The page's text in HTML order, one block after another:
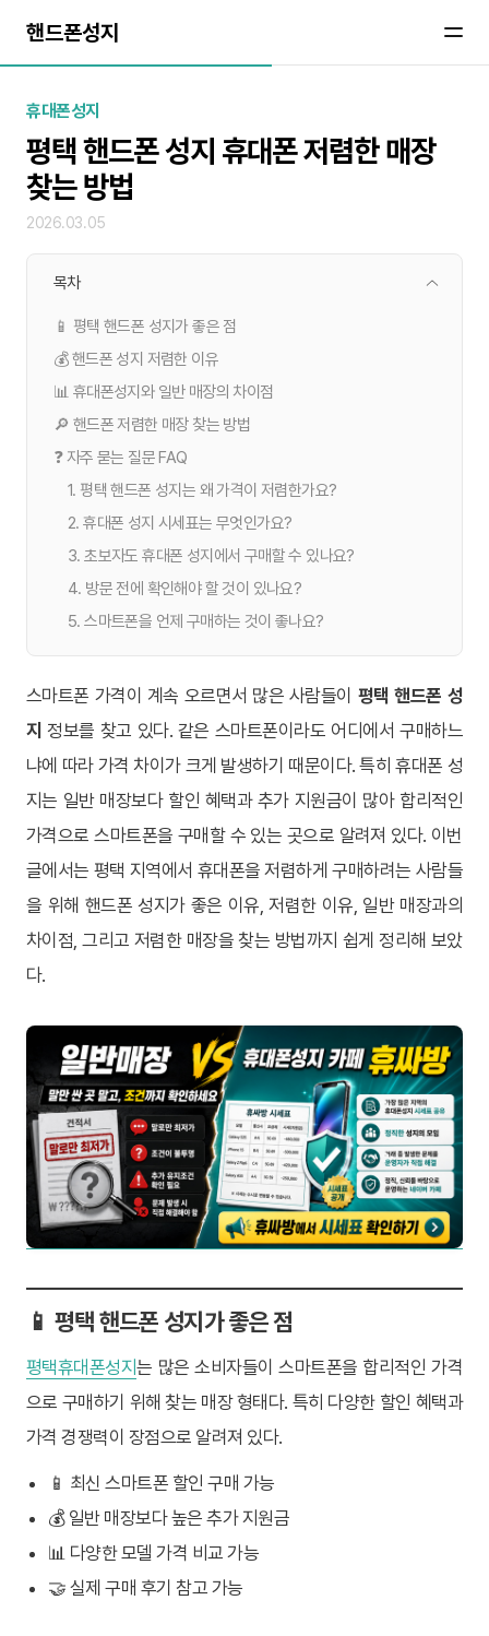
핸드폰성지
휴대폰성지
평택 핸드폰 성지 휴대폰 저렴한 매장
찾는 방법
2026.03.05
목차
📱 평택 핸드폰 성지가 좋은 점
💰 핸드폰 성지 저렴한 이유
📊 휴대폰성지와 일반 매장의 차이점
🔎 핸드폰 저렴한 매장 찾는 방법
❓ 자주 묻는 질문 FAQ
1. 평택 핸드폰 성지는 왜 가격이 저렴한가요?
2. 휴대폰 성지 시세표는 무엇인가요?
3. 초보자도 휴대폰 성지에서 구매할 수 있나요?
4. 방문 전에 확인해야 할 것이 있나요?
5. 스마트폰을 언제 구매하는 것이 좋나요?
스마트폰 가격이 계속 오르면서 많은 사람들이 평택 핸드폰 성
지 정보를 찾고 있다. 같은 스마트폰이라도 어디에서 구매하느
냐에 따라 가격 차이가 크게 발생하기 때문이다. 특히 휴대폰 성
지는 일반 매장보다 할인 혜택과 추가 지원금이 많아 합리적인
가격으로 스마트폰을 구매할 수 있는 곳으로 알려져 있다. 이번
글에서는 평택 지역에서 휴대폰을 저렴하게 구매하려는 사람들
을 위해 핸드폰 성지가 좋은 이유, 저렴한 이유, 일반 매장과의
차이점, 그리고 저렴한 매장을 찾는 방법까지 쉽게 정리해 보았
다.
📱 평택 핸드폰 성지가 좋은 점
평택휴대폰성지는 많은 소비자들이 스마트폰을 합리적인 가격
으로 구매하기 위해 찾는 매장 형태다. 특히 다양한 할인 혜택과
가격 경쟁력이 장점으로 알려져 있다.
📱 최신 스마트폰 할인 구매 가능
💰 일반 매장보다 높은 추가 지원금
📊 다양한 모델 가격 비교 가능
🤝 실제 구매 후기 참고 가능